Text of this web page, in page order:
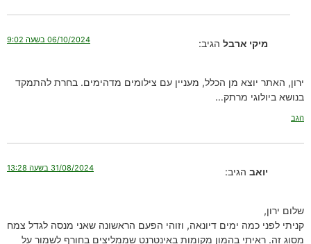
מיקי ארבל הגיב: 06/10/2024 בשעה 9:02
ירון, האתר יוצא מן הכלל, מעניין עם צילומים מדהימים. בחרת להתמקד
בנושא ביולוגי מרתק…
הגב
יואב הגיב: 31/08/2024 בשעה 13:28
שלום ירון,
קניתי לפני כמה ימים דיונאה, וזוהי הפעם הראשונה שאני מנסה לגדל צמח
מסוג זה. ראיתי בהמון מקומות באינטרנט שממליצים בחורף לשמור על